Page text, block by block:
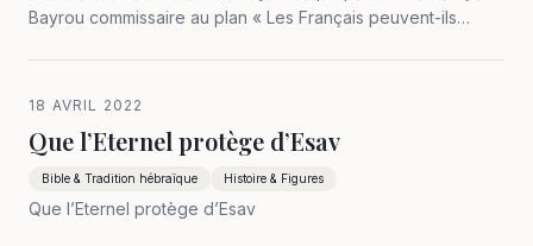
Bayrou commissaire au plan « Les Français peuvent-ils
établis de la manière (se…
18 AVRIL 2022
Que l’Eternel protège d’Esav
Bible & Tradition hébraïque Histoire & Figures
Que l’Eternel protège d’Esav